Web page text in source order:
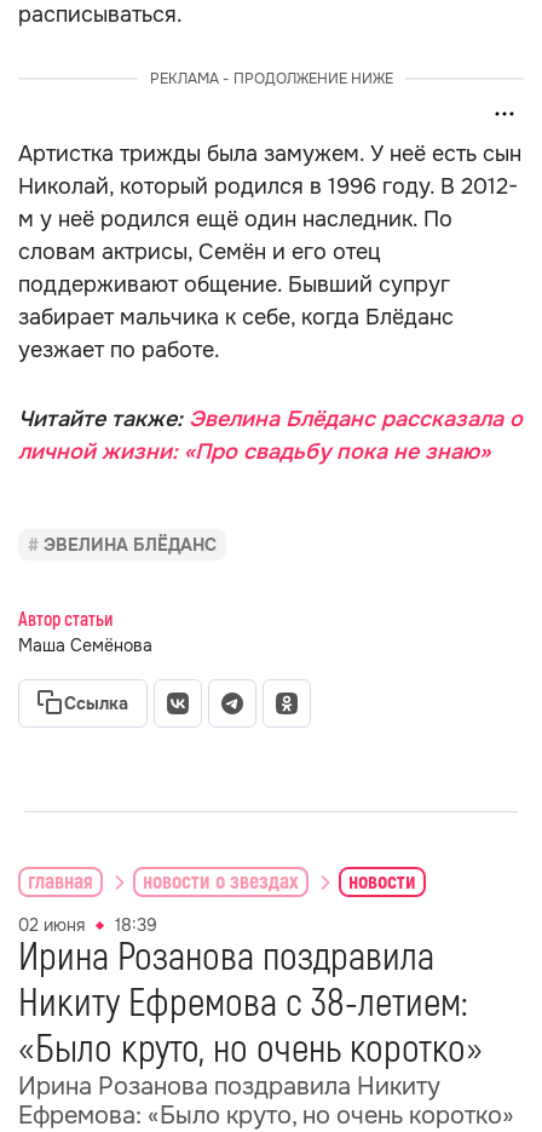
расписываться.
РЕКЛАМА - ПРОДОЛЖЕНИЕ НИЖЕ
Артистка трижды была замужем. У неё есть сын
Николай, который родился в 1996 году. В 2012-
м у неё родился ещё один наследник. По
словам актрисы, Семён и его отец
поддерживают общение. Бывший супруг
забирает мальчика к себе, когда Блёданс
уезжает по работе.
Читайте также: Эвелина Блёданс рассказала о
личной жизни: «Про свадьбу пока не знаю»
ЭВЕЛИНА БЛЁДАНС
Автор статьи
Маша Семёнова
Ссылка
главная новости о звездах новости
02 июня 18:39
Ирина Розанова поздравила
Никиту Ефремова с 38-летием:
«Было круто, но очень коротко»
Ирина Розанова поздравила Никиту
Ефремова: «Было круто, но очень коротко»